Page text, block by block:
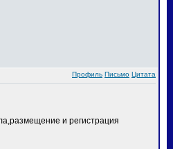
Профиль Письмо Цитата
и регистрация